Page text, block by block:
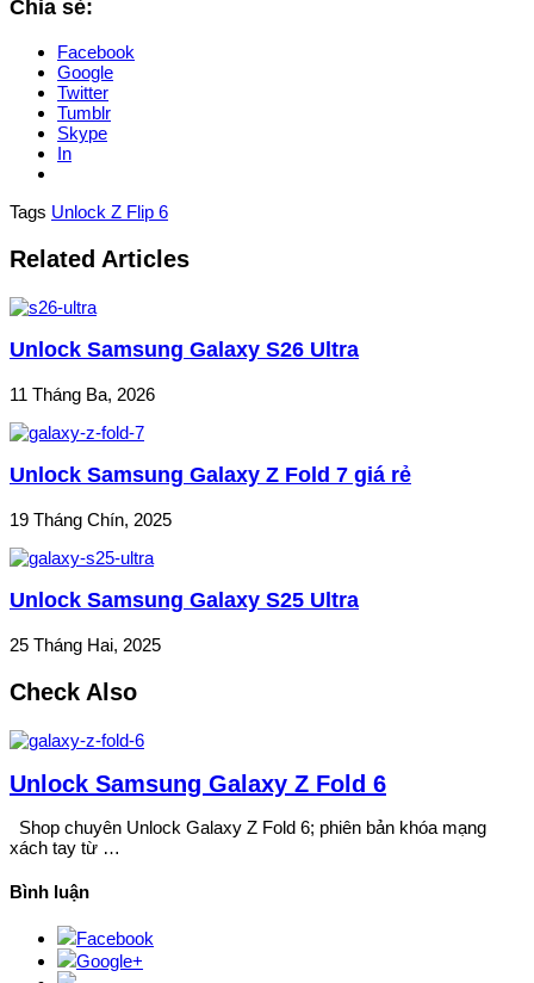
Chia sẻ:
Facebook
Google
Twitter
Tumblr
Skype
In
Tags Unlock Z Flip 6
Related Articles
Unlock Samsung Galaxy S26 Ultra
11 Tháng Ba, 2026
Unlock Samsung Galaxy Z Fold 7 giá rẻ
19 Tháng Chín, 2025
Unlock Samsung Galaxy S25 Ultra
25 Tháng Hai, 2025
Check Also
Unlock Samsung Galaxy Z Fold 6
Shop chuyên Unlock Galaxy Z Fold 6; phiên bản khóa mạng
xách tay từ …
Bình luận
Facebook
Google+